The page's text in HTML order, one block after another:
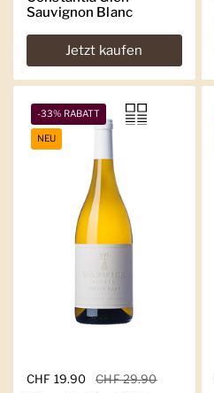
Sauvignon Blanc
Jetzt kaufen
Regulärer Preis
CHF 19.90 Sale-Preis
CHF 29.90
-33% RABATT
NEU